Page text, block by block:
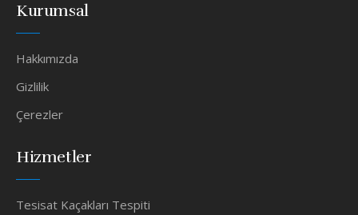
Kurumsal
Hakkımızda
Gizlilik
Çerezler
Hizmetler
Tesisat Kaçakları Tespiti